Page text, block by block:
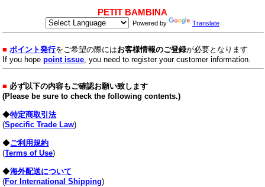
PETIT BAMBINA
Powered by Translate
■ ポイント発行をご希望の際にはお客様情報のご登録が必要となります
If you hopepoint issue, you need to register your customer information.
■ 必ず以下の内容もご確認お願い致します
(Please be sure to check the following contents.)
◆特定商取引法
(Specific Trade Law)
◆ご利用規約
(Terms of Use)
◆海外配送について
(For International Shipping)